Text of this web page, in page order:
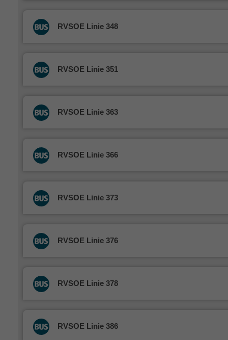
RVSOE Linie 348
RVSOE Linie 351
RVSOE Linie 363
RVSOE Linie 366
RVSOE Linie 373
RVSOE Linie 376
RVSOE Linie 378
RVSOE Linie 386